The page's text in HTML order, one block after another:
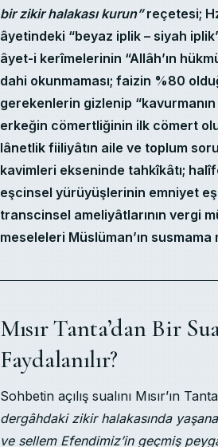
bir zikir halakası kurun”reçetesi;
âyetindeki “beyaz iplik – siyah
âyet-i kerîmelerinin “Allâh’ın
dahi okunmaması; faizin %80
gerekenlerin gizlenip
erkeğin cömertliğinin ilk cömert
lânetlik fiiliyâtın aile ve toplum
kavimleri ekseninde tahkîkâtı;
eşcinsel yürüyüşlerinin emniyet
transcinsel ameliyâtlarının vergi
meseleleri Müslüman’ın
Mısır Tanta’dan Bir
Faydalanılır?
Sohbetin açılış sualını Mısır’ın
dergâhdaki zikir halakasında
ve sellem Efendimiz’in geçmiş